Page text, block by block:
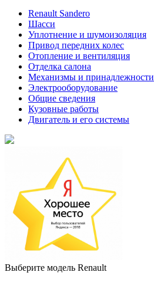
Renault Sandero
Шасси
Уплотнение и шумоизоляция
Привод передних колес
Отопление и вентиляция
Отделка салона
Механизмы и принадлежности
Электрооборудование
Общие сведения
Кузовные работы
Двигатель и его системы
Выберите модель Renault